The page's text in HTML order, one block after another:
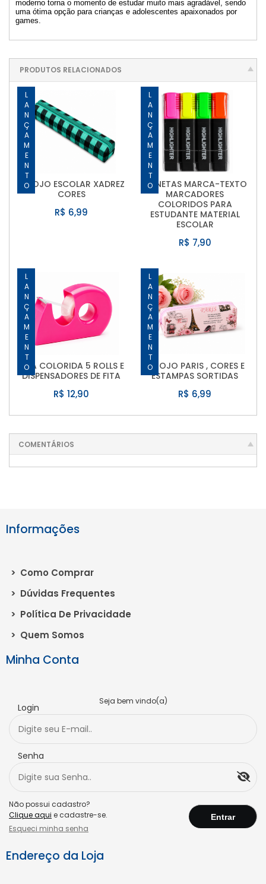
moderno torna o momento de estudar muito mais agradável, sendo
uma ótima opção para crianças e adolescentes apaixonados por
games.
PRODUTOS RELACIONADOS
LANÇAMENTO
ESTOJO ESCOLAR XADREZ
CORES
R$ 6,99
LANÇAMENTO
CANETAS MARCA-TEXTO
MARCADORES
COLORIDOS PARA
ESTUDANTE MATERIAL
ESCOLAR
R$ 7,90
LANÇAMENTO
FITA COLORIDA 5 ROLLS E
DISPENSADORES DE FITA
R$ 12,90
LANÇAMENTO
ESTOJO PARIS , CORES E
ESTAMPAS SORTIDAS
R$ 6,99
COMENTÁRIOS
Informações
> Como Comprar
> Dúvidas Frequentes
> Política De Privacidade
> Quem Somos
Minha Conta
Seja bem vindo(a)
Login
Senha
Não possui cadastro?
Clique aqui e cadastre-se.
Esqueci minha senha
Endereço da Loja